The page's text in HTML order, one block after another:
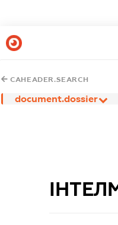
CAHEADER.SEARCH
document.dossier